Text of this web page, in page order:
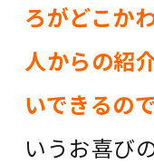
ろがどこか
人からの紹
いできるの
いうお喜び